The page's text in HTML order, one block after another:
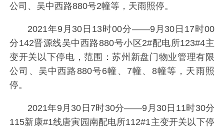
公司、吴中西路880号2幢等，天雨照停。
2021年9月30日13时00分——9月30日17时00
分142晋源线吴中西路880号小区2#配电所123#4主
变开关以下停电，范围：苏州新盘门物业管理有限
公司、吴中西路880号6幢、7幢、8幢等，天雨照
停。
2021年9月30日7时30分——9月30日11时30分
115新康#1线唐寅园南配电所112#1主变开关以下停